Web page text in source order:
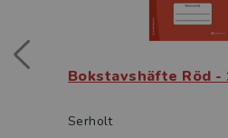
Bokstavshäfte Röd -
Serholt